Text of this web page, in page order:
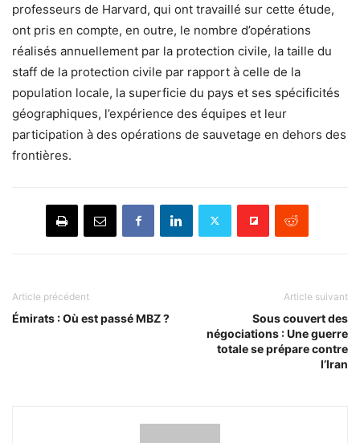
professeurs de Harvard, qui ont travaillé sur cette étude,
ont pris en compte, en outre, le nombre d’opérations
réalisés annuellement par la protection civile, la taille du
staff de la protection civile par rapport à celle de la
population locale, la superficie du pays et ses spécificités
géographiques, l’expérience des équipes et leur
participation à des opérations de sauvetage en dehors des
frontières.
Article précédent
Émirats : Où est passé MBZ ?
Article suivant
Sous couvert des
négociations : Une guerre
totale se prépare contre
l’Iran